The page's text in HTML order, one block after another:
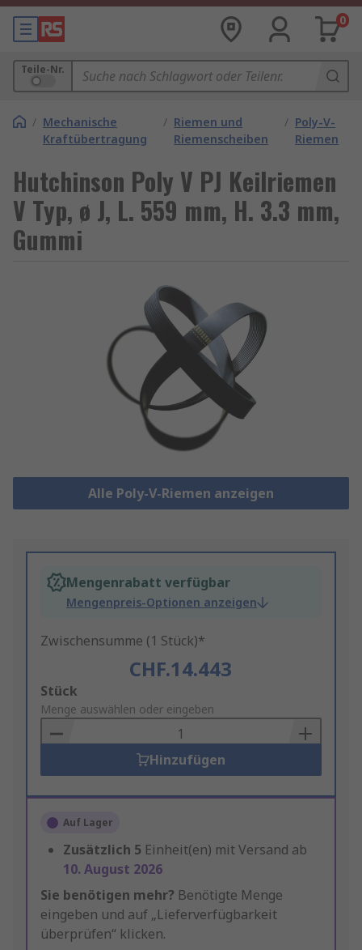
0
Teile-Nr.
/ Mechanische
Kraftübertragung
/ Riemen und
Riemenscheiben
/ Poly-V-
Riemen
Hutchinson Poly V PJ Keilriemen
V Typ, ø J, L. 559 mm, H. 3.3 mm,
Gummi
Alle Poly-V-Riemen anzeigen
Mengenrabatt verfügbar
Mengenpreis-Optionen anzeigen
Zwischensumme (1 Stück)*
CHF.14.443
Add
to
Basket
Stück
Menge auswählen oder eingeben
Hinzufügen
Auf Lager
Zusätzlich 5 Einheit(en) mit Versand ab
10. August 2026
Sie benötigen mehr? Benötigte Menge
eingeben und auf „Lieferverfügbarkeit
überprüfen“ klicken.